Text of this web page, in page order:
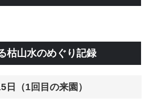
枯山水のめぐり記録
日（1回目の来園）